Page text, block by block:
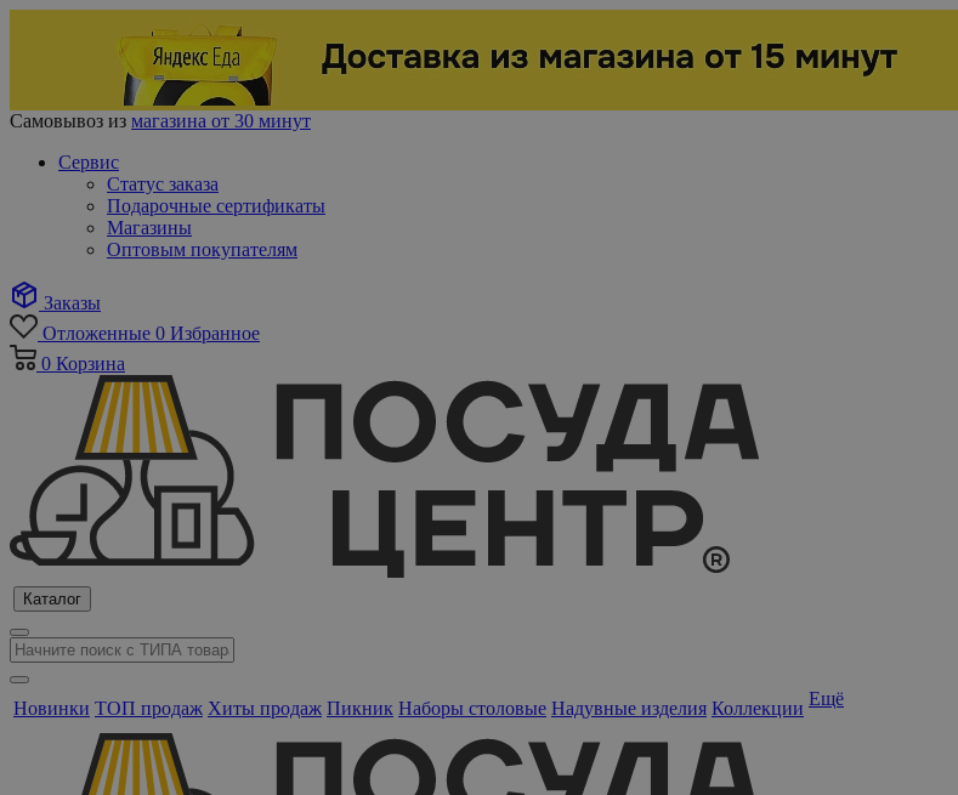
Самовывоз из магазина от 30 минут
Сервис
Статус заказа
Подарочные сертификаты
Магазины
Оптовым покупателям
Заказы
Отложенные 0 Избранное
0 Корзина
Каталог
Новинки ТОП продаж Хиты продаж Пикник Наборы столовые Надувные изделия Коллекции Ещё